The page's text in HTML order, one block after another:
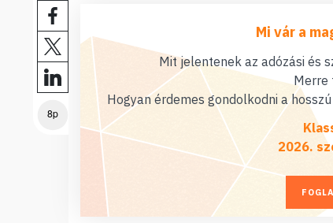
8p
Mi vár a
Mit jelentenek az adózási és
Merre
Hogyan érdemes gondolkodni a
2026.